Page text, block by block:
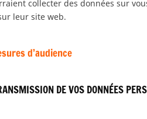
collecter des données sur
leur site web.
d’audience
DE VOS DONNÉES